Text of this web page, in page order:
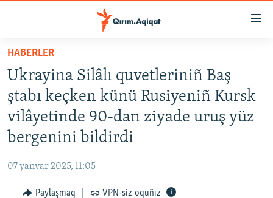
Esas
qaytmaq
Baş
navigatsiyağa
qaytmaq
Qıdıruvğa
HABERLER
SİYASET
İQTİSADİYAT
İNSAN AQLARI
HABERLER
Ukrayina Silâlı quvetleriniñ Baş
ştabı keçken künü Rusiyeniñ Kursk
vilâyetinde 90-dan ziyade uruş yüz
bergenini bildirdi
07 yanvar 2025, 11:05
Paylaşmaq VPN-siz oquñız